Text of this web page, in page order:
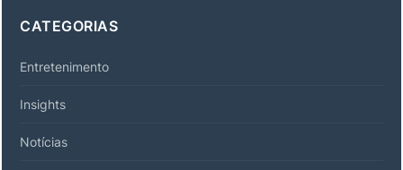
CATEGORIAS
Entretenimento
Insights
Notícias